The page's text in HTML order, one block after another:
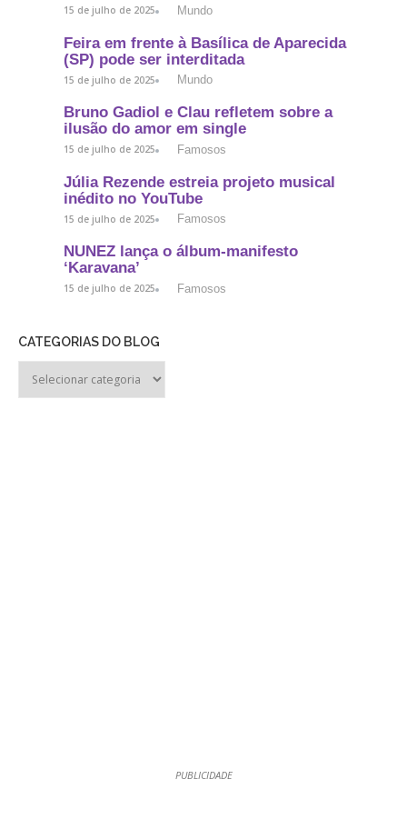
15 de julho de 2025 Mundo
Feira em frente à Basílica de Aparecida
(SP) pode ser interditada
15 de julho de 2025 Mundo
Bruno Gadiol e Clau refletem sobre a
ilusão do amor em single
15 de julho de 2025 Famosos
Júlia Rezende estreia projeto musical
inédito no YouTube
15 de julho de 2025 Famosos
NUNEZ lança o álbum-manifesto
‘Karavana’
15 de julho de 2025 Famosos
CATEGORIAS DO BLOG
PUBLICIDADE